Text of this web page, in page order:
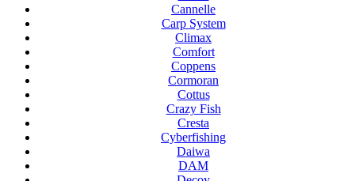
Cannelle
Carp System
Climax
Comfort
Coppens
Cormoran
Cottus
Crazy Fish
Cresta
Cyberfishing
Daiwa
DAM